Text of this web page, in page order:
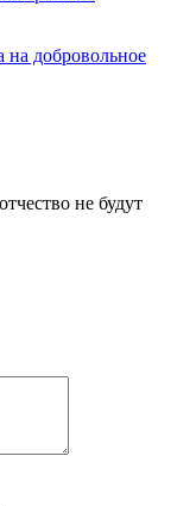
на добровольное
не будут